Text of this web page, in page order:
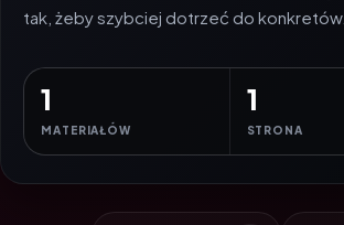
tak, żeby szybciej dotrzeć do konkretów.
1
MATERIAŁÓW
1
STRONA